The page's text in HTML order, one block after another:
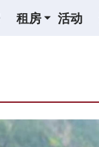
租房 活动